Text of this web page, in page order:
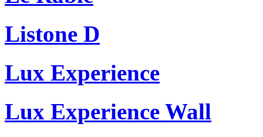
Listone D
Lux Experience
Lux Experience Wall